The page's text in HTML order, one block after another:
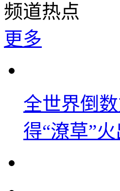
频道热点
更多
全世界倒
得“潦草”火